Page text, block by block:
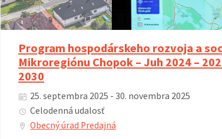
Program hospodárskeho rozvoja a
Mikroregiónu Chopok – Juh 2024 –
2030
25. septembra 2025 - 30. novembra 2025
Celodenná udalosť
Obecný úrad Predajná